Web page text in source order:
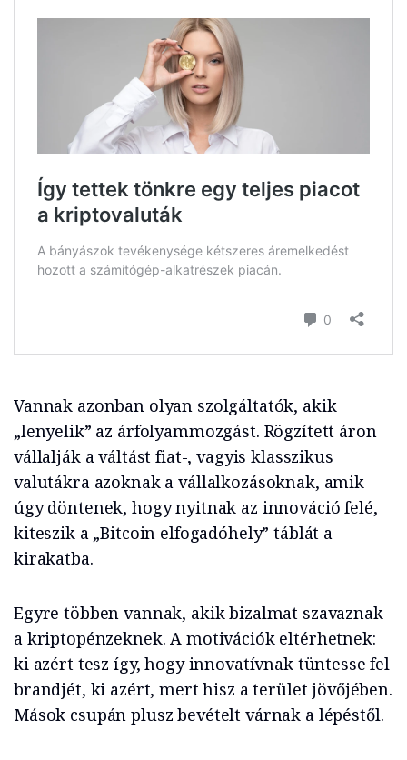
Vannak azonban olyan szolgáltatók, akik
„lenyelik” az árfolyammozgást. Rögzített áron
vállalják a váltást fiat-, vagyis klasszikus
valutákra azoknak a vállalkozásoknak, amik
úgy döntenek, hogy nyitnak az innováció felé,
kiteszik a „Bitcoin elfogadóhely” táblát a
kirakatba.
Egyre többen vannak, akik bizalmat szavaznak
a kriptopénzeknek. A motivációk eltérhetnek:
ki azért tesz így, hogy innovatívnak tüntesse fel
brandjét, ki azért, mert hisz a terület jövőjében.
Mások csupán plusz bevételt várnak a lépéstől.